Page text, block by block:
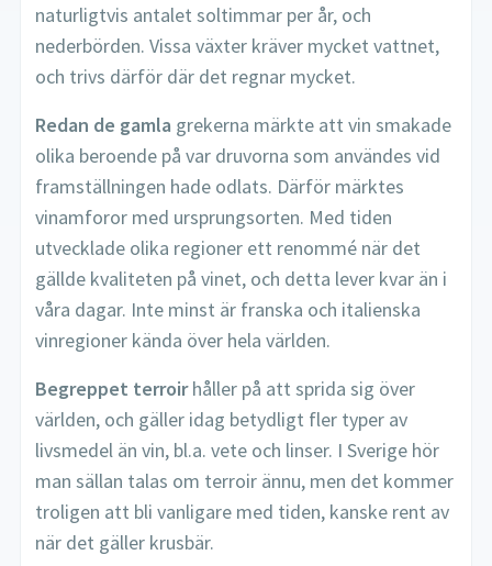
naturligtvis antalet soltimmar per år, och
nederbörden. Vissa växter kräver mycket vattnet,
och trivs därför där det regnar mycket.
Redan de gamla grekerna märkte att vin smakade
olika beroende på var druvorna som användes vid
framställningen hade odlats. Därför märktes
vinamforor med ursprungsorten. Med tiden
utvecklade olika regioner ett renommé när det
gällde kvaliteten på vinet, och detta lever kvar än i
våra dagar. Inte minst är franska och italienska
vinregioner kända över hela världen.
Begreppet terroirhåller på att sprida sig över
världen, och gäller idag betydligt fler typer av
livsmedel än vin, bl.a. vete och linser. I Sverige hör
man sällan talas om terroir ännu, men det kommer
troligen att bli vanligare med tiden, kanske rent av
när det gäller krusbär.